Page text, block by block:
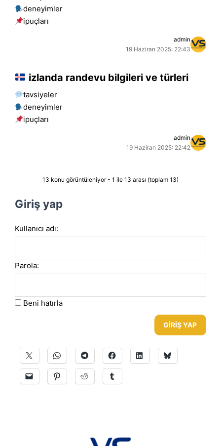
deneyimler
i̇puçları
admin
19 Haziran 2025: 22:43
izlanda randevu bilgileri ve türleri
tavsiyeler
deneyimler
i̇puçları
admin
19 Haziran 2025: 22:42
13 konu görüntüleniyor - 1 ile 13 arası (toplam 13)
Giriş yap
Kullanıcı adı:
Parola:
Beni hatırla
GIRIŞ YAP